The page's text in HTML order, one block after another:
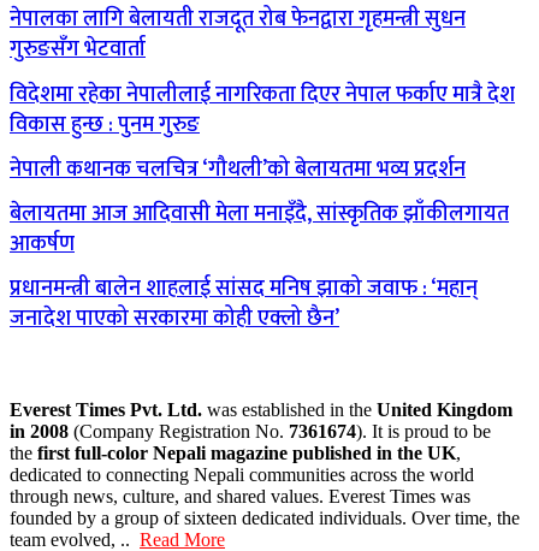
नेपालका लागि बेलायती राजदूत रोब फेनद्वारा गृहमन्त्री सुधन
गुरुङसँग भेटवार्ता
विदेशमा रहेका नेपालीलाई नागरिकता दिएर नेपाल फर्काए मात्रै देश
विकास हुन्छ : पुनम गुरुङ
नेपाली कथानक चलचित्र ‘गौथली’को बेलायतमा भव्य प्रदर्शन
बेलायतमा आज आदिवासी मेला मनाइँदै, सांस्कृतिक झाँकीलगायत
आकर्षण
प्रधानमन्त्री बालेन शाहलाई सांसद मनिष झाको जवाफ : ‘महान्
जनादेश पाएको सरकारमा कोही एक्लो छैन’
Everest Times Pvt. Ltd. was established in the United Kingdom
in 2008 (Company Registration No. 7361674). It is proud to be
the first full-color Nepali magazine published in the UK,
dedicated to connecting Nepali communities across the world
through news, culture, and shared values. Everest Times was
founded by a group of sixteen dedicated individuals. Over time, the
team evolved, .. Read More